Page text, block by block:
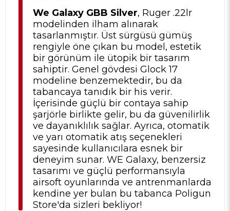
We Galaxy GBB Silver, Ruger .22lr
modelinden ilham alınarak
tasarlanmıştır. Üst sürgüsü gümüş
rengiyle öne çıkan bu model, estetik
bir görünüm ile ütopik bir tasarım
sahiptir. Genel gövdesi Glock 17
modeline benzemektedir, bu da
tabancaya tanıdık bir his verir.
İçerisinde güçlü bir contaya sahip
şarjörle birlikte gelir, bu da güvenilirlik
ve dayanıklılık sağlar. Ayrıca, otomatik
ve yarı otomatik atış seçenekleri
sayesinde kullanıcılara esnek bir
deneyim sunar. WE Galaxy, benzersiz
tasarımı ve güçlü performansıyla
airsoft oyunlarında ve antrenmanlarda
kendine yer bulan bu tabanca Poligun
Store'da sizleri bekliyor!